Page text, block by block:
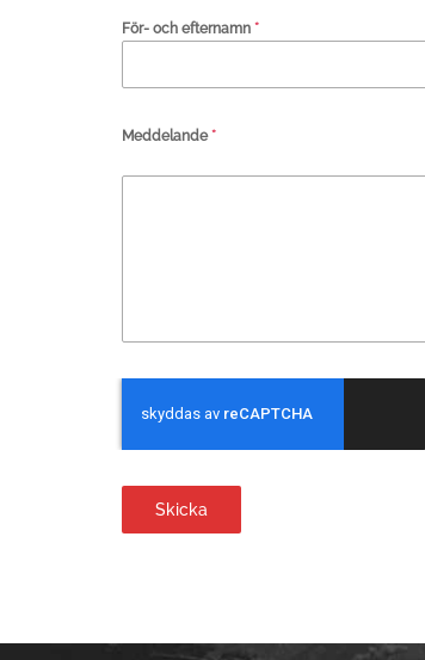
För- och efternamn *
Meddelande*
Skicka